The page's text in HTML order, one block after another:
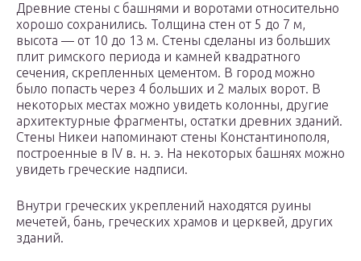
Древние стены с башнями и воротами относительно
хорошо сохранились. Толщина стен от 5 до 7 м,
высота — от 10 до 13 м. Стены сделаны из больших
плит римского периода и камней квадратного
сечения, скрепленных цементом. В город можно
было попасть через 4 больших и 2 малых ворот. В
некоторых местах можно увидеть колонны, другие
архитектурные фрагменты, остатки древних зданий.
Стены Никеи напоминают стены Константинополя,
построенные в IV в. н. э. На некоторых башнях можно
увидеть греческие надписи.
Внутри греческих укреплений находятся руины
мечетей, бань, греческих храмов и церквей, других
зданий.